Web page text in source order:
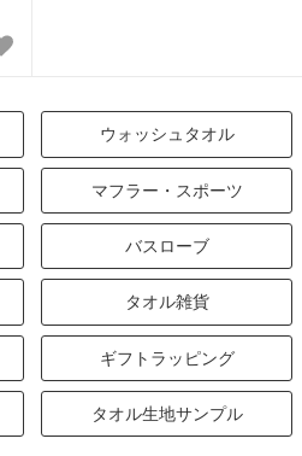
ウォッシュタオル
マフラー・スポーツ
バスローブ
タオル雑貨
ギフトラッピング
タオル生地サンプル